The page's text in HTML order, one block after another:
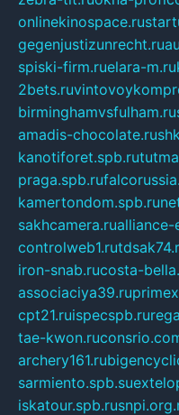
onlinekinospace.ru
gegenjustizunrecht.ru
spiski-firm.ruelara-m.ru
2bets.ru
birminghamvsfulham.ru
amadis-chocolate.ru
kanotiforet.spb.ru
praga.spb.ru
kamertondom.spb.ru
sakhcamera.rualliance-
controlweb1.ru
iron-snab.rucosta-
associaciya39.ru
cpt21.ruispecspb.ru
tae-kwon.ru
archery161.ru
sarmiento.spb.su
iskatour.spb.ru